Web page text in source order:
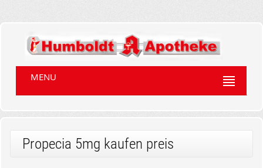
MENU
Propecia 5mg kaufen preis